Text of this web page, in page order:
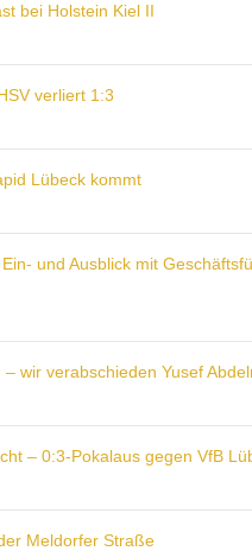
bei Holstein Kiel II
verliert 1:3
Lübeck kommt
und Ausblick mit
wir verabschieden Yusef
– 0:3-Pokalaus gegen VfB
Meldorfer Straße